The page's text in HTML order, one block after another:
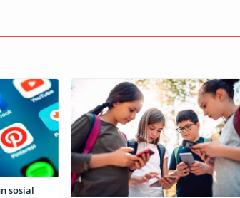
sosial